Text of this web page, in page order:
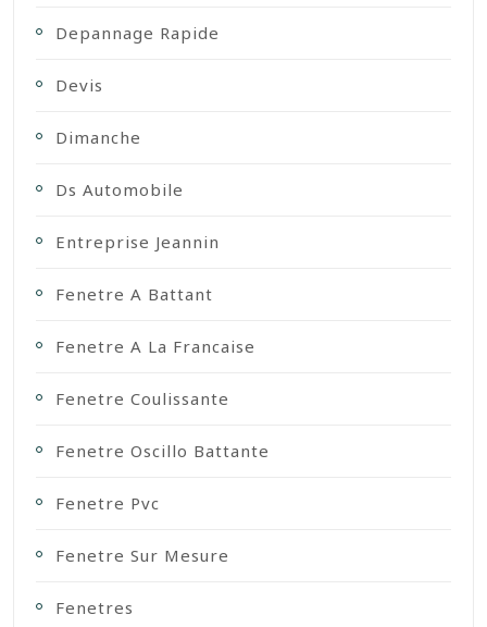
Depannage Rapide
Devis
Dimanche
Ds Automobile
Entreprise Jeannin
Fenetre A Battant
Fenetre A La Francaise
Fenetre Coulissante
Fenetre Oscillo Battante
Fenetre Pvc
Fenetre Sur Mesure
Fenetres